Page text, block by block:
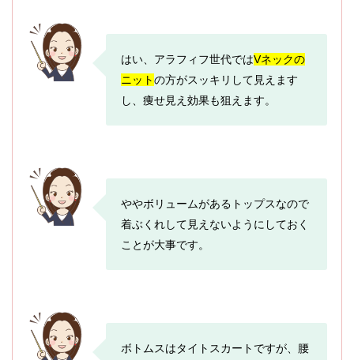
はい、アラフィフ世代ではVネックの
ニットの方がスッキリして見えます
し、痩せ見え効果も狙えます。
ややボリュームがあるトップスなので
着ぶくれして見えないようにしておく
ことが大事です。
ボトムスはタイトスカートですが、腰